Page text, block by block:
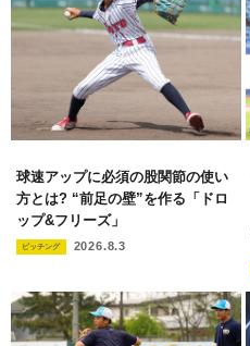
球速アップに必須の股関節の使い
方とは? “前足の壁”を作る「ドロ
ップ&フリーズ」
ピッチング 2026.8.3